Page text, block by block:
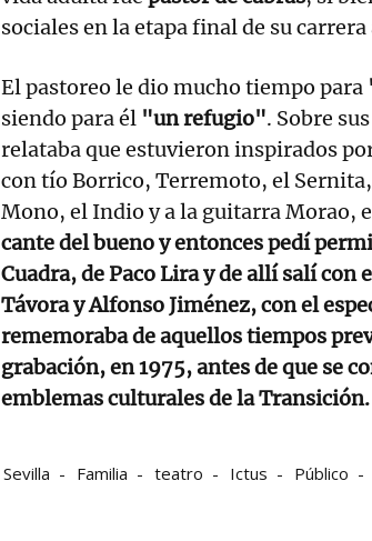
sociales en la etapa final de su
El pastoreo le dio mucho tiempo para
siendo para él "un refugio". Sobre
relataba que estuvieron inspirados
con tío Borrico, Terremoto, el
Mono, el Indio y a la guitarra Morao,
cante del bueno y entonces pedí
Cuadra, de Paco Lira y de allí salí con
Távora y Alfonso Jiménez, con el
rememoraba de aquellos tiempos
grabación, en 1975, antes de que se
emblemas culturales de la Transición.
Sevilla Familia teatro Ictus Público